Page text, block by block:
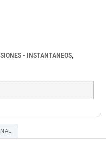
- INSTANTANEOS,